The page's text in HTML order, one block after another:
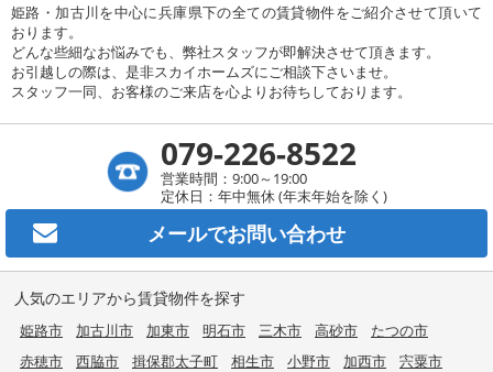
姫路・加古川を中心に兵庫県下の全ての賃貸物件をご紹介させて頂いて
おります。
どんな些細なお悩みでも、弊社スタッフが即解決させて頂きます。
お引越しの際は、是非スカイホームズにご相談下さいませ。
スタッフ一同、お客様のご来店を心よりお待ちしております。
079-226-8522
営業時間：9:00～19:00
定休日：年中無休 (年末年始を除く)
メールでお問い合わせ
人気のエリアから賃貸物件を探す
姫路市 加古川市 加東市 明石市 三木市 高砂市
たつの市
赤穂市
西脇市 揖保郡太子町 相生市 小野市 加西市
宍粟市